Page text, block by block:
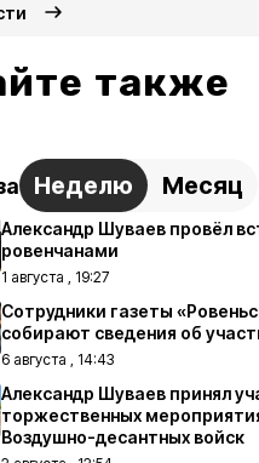
также
Неделю Месяц
Александр Шуваев провёл
ровенчанами
1 августа , 19:27
Сотрудники газеты
собирают сведения об
6 августа , 14:43
Александр Шуваев принял
торжественных
Воздушно-десантных войск